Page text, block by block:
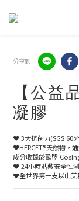
分享到
【公益
凝膠
❤️ 3大抗菌力(SGS 60分
❤️HERCET®天然物，
成分收錄於歐盟
❤️ 24小時貼敷安全性
❤️全世界第一支以山芙